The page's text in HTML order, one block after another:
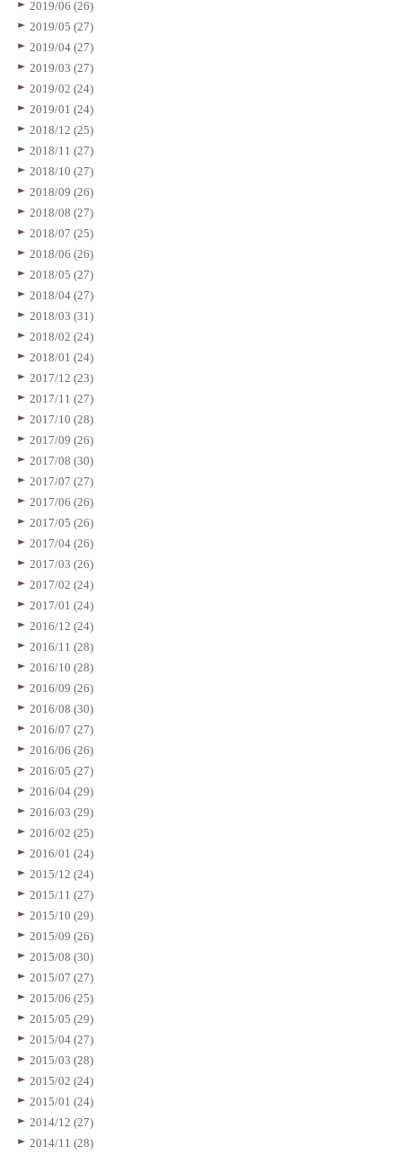
2019/06 (26)
2019/05 (27)
2019/04 (27)
2019/03 (27)
2019/02 (24)
2019/01 (24)
2018/12 (25)
2018/11 (27)
2018/10 (27)
2018/09 (26)
2018/08 (27)
2018/07 (25)
2018/06 (26)
2018/05 (27)
2018/04 (27)
2018/03 (31)
2018/02 (24)
2018/01 (24)
2017/12 (23)
2017/11 (27)
2017/10 (28)
2017/09 (26)
2017/08 (30)
2017/07 (27)
2017/06 (26)
2017/05 (26)
2017/04 (26)
2017/03 (26)
2017/02 (24)
2017/01 (24)
2016/12 (24)
2016/11 (28)
2016/10 (28)
2016/09 (26)
2016/08 (30)
2016/07 (27)
2016/06 (26)
2016/05 (27)
2016/04 (29)
2016/03 (29)
2016/02 (25)
2016/01 (24)
2015/12 (24)
2015/11 (27)
2015/10 (29)
2015/09 (26)
2015/08 (30)
2015/07 (27)
2015/06 (25)
2015/05 (29)
2015/04 (27)
2015/03 (28)
2015/02 (24)
2015/01 (24)
2014/12 (27)
2014/11 (28)